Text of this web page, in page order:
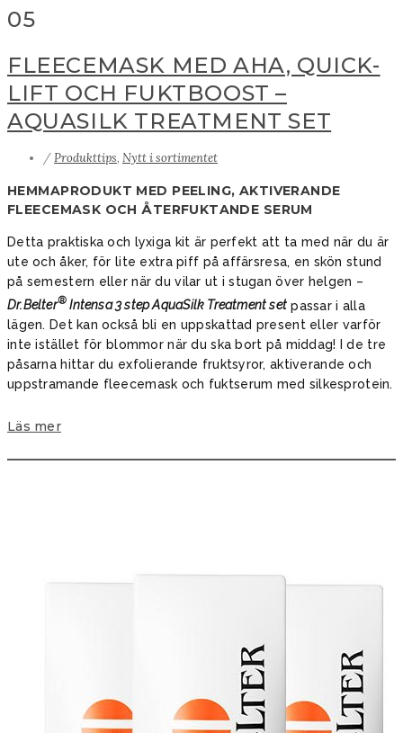
05
FLEECEMASK MED AHA, QUICK-
LIFT OCH FUKTBOOST –
AQUASILK TREATMENT SET
/Produkttips, Nytt i sortimentet
HEMMAPRODUKT MED PEELING, AKTIVERANDE
FLEECEMASK OCH ÅTERFUKTANDE SERUM
Detta praktiska och lyxiga kit är perfekt att ta med när du är
ute och åker, för lite extra piff på affärsresa, en skön stund
på semestern eller när du vilar ut i stugan över helgen –
Dr.Belter® Intensa 3 step AquaSilk Treatment set passar i alla
lägen. Det kan också bli en uppskattad present eller varför
inte istället för blommor när du ska bort på middag! I de tre
påsarna hittar du exfolierande fruktsyror, aktiverande och
uppstramande fleecemask och fuktserum med silkesprotein.
Läs mer